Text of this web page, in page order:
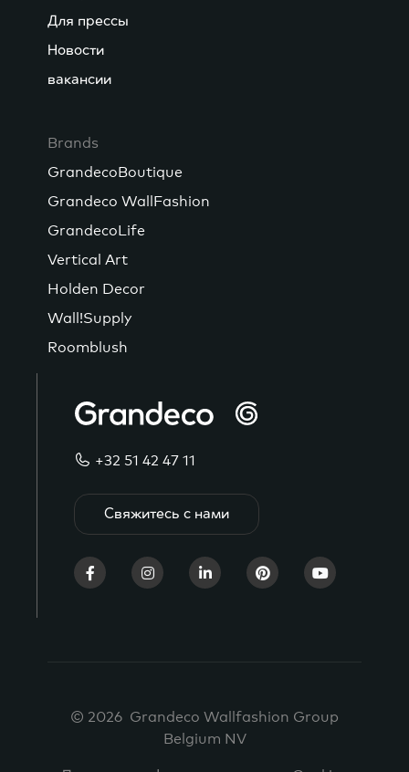
Для прессы
Новости
вакансии
Brands
GrandecoBoutique
Grandeco WallFashion
GrandecoLife
Vertical Art
Holden Decor
Wall!Supply
Roomblush
+32 51 42 47 11
Свяжитесь с нами
© 2026 Grandeco Wallfashion Group
Belgium NV